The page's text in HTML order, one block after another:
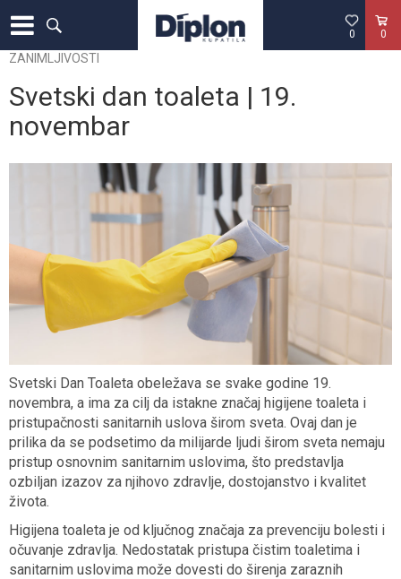
0
0
ZANIMLJIVOSTI
Svetski dan toaleta | 19.
novembar
Svetski Dan Toaleta obeležava se svake godine 19.
novembra, a ima za cilj da istakne značaj higijene toaleta i
pristupačnosti sanitarnih uslova širom sveta. Ovaj dan je
prilika da se podsetimo da milijarde ljudi širom sveta nemaju
pristup osnovnim sanitarnim uslovima, što predstavlja
ozbiljan izazov za njihovo zdravlje, dostojanstvo i kvalitet
života.
Higijena toaleta je od ključnog značaja za prevenciju bolesti i
očuvanje zdravlja. Nedostatak pristupa čistim toaletima i
sanitarnim uslovima može dovesti do širenja zaraznih